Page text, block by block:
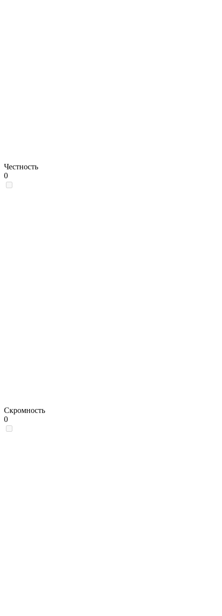
Честность
0
Скромность
0